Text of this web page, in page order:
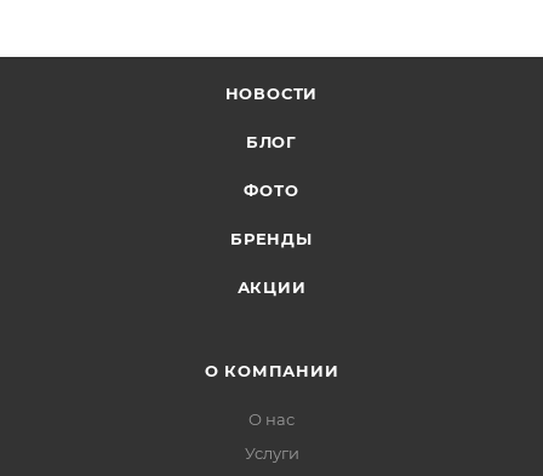
НОВОСТИ
БЛОГ
ФОТО
БРЕНДЫ
АКЦИИ
О КОМПАНИИ
О нас
Услуги